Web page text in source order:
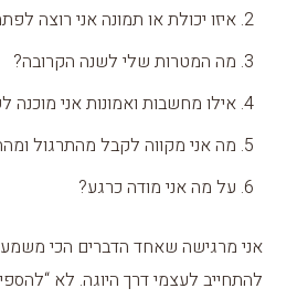
איזו יכולת או תמונה אני רוצה
מה המטרות שלי לשנה הקרובה?
אילו מחשבות ואמונות אני מוכנה
מה אני מקווה לקבל מהתרגול
על מה אני מודה כרגע?
אני מרגישה שאחד הדברים הכי
להתחייב לעצמי דרך היוגה. לא